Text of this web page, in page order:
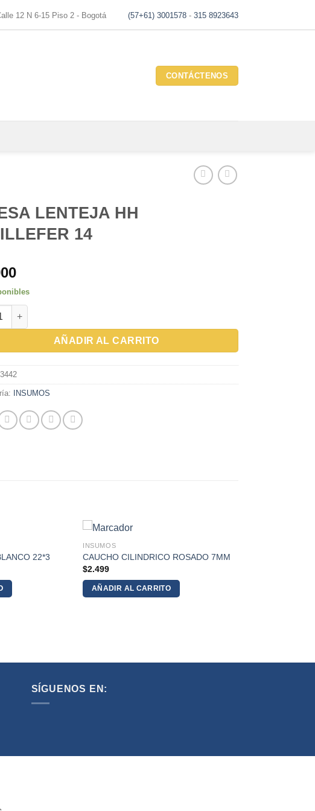
12 N 6-15 Piso 2 - Bogotá (57+61) 3001578 - 315 8923643
CONTÁCTENOS
LENTEJA HH
14
LENTEJA HH MAILLEFER 14 cantidad
AÑADIR AL CARRITO
INSUMOS
22*3
INSUMOS
CAUCHO CILINDRICO ROSADO 7MM
$2.499
AÑADIR AL CARRITO
SÍGUENOS EN: